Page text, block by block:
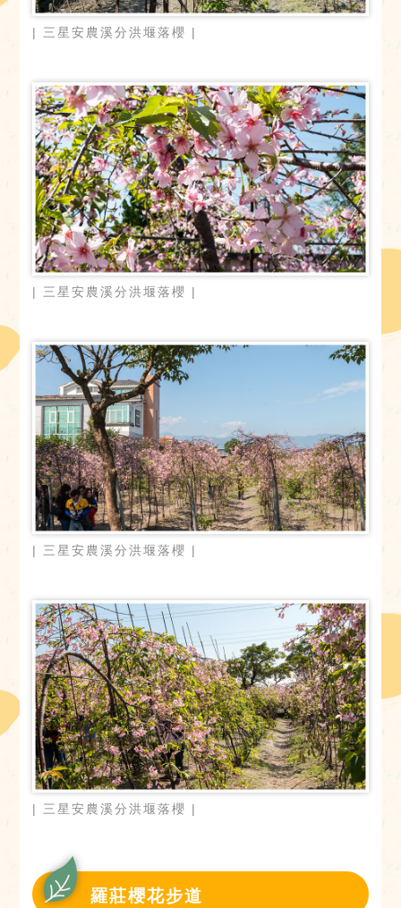
| 三星安農溪分洪堰落櫻 |
| 三星安農溪分洪堰落櫻 |
| 三星安農溪分洪堰落櫻 |
| 三星安農溪分洪堰落櫻 |
羅莊櫻花步道